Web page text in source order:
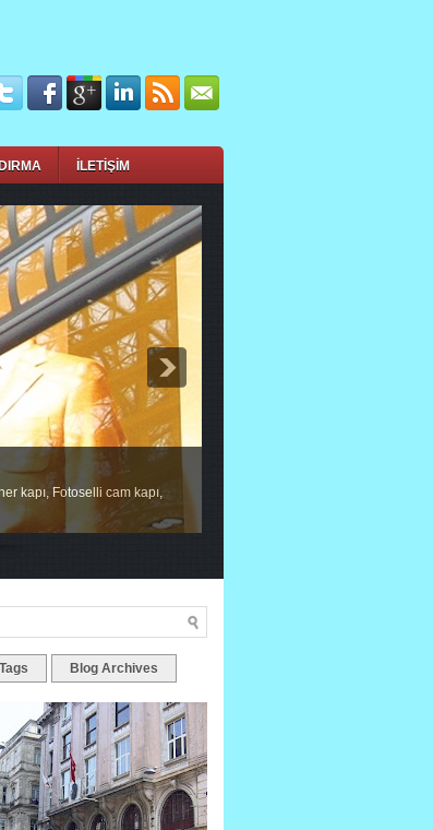
İLETİŞİM
kapı, Fotoselli cam kapı,
Tags Blog Archives